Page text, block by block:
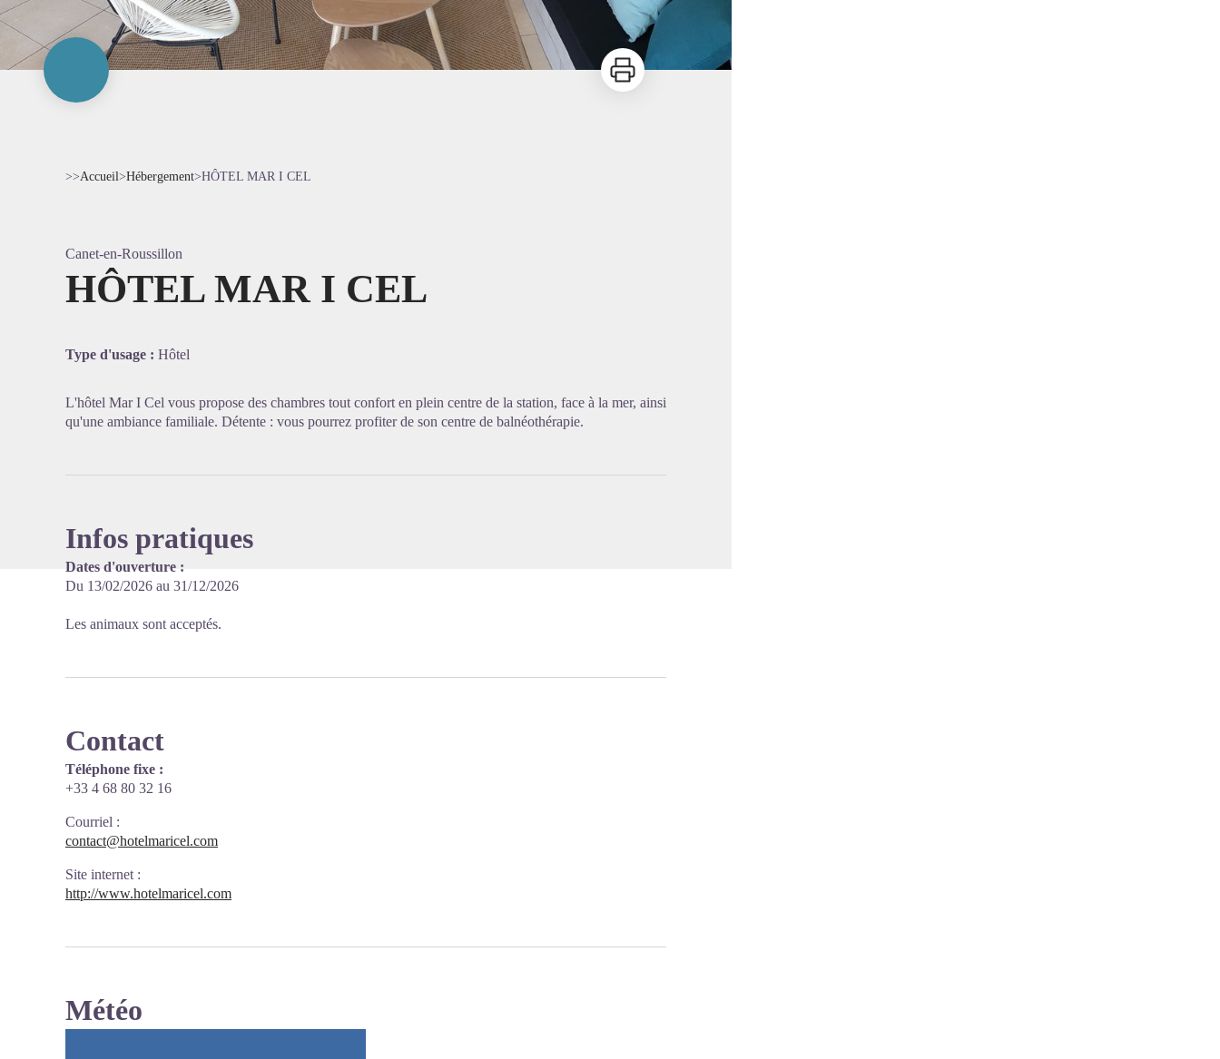
Imprimer
>>Accueil>Hébergement>HÔTEL MAR I CEL
Canet-en-Roussillon
HÔTEL MAR I CEL
Type d'usage : Hôtel
L'hôtel Mar I Cel vous propose des chambres tout confort en plein centre de la station, face à la mer, ainsi
qu'une ambiance familiale. Détente : vous pourrez profiter de son centre de balnéothérapie.
Infos pratiques
Dates d'ouverture :
Du 13/02/2026 au 31/12/2026
Les animaux sont acceptés.
Contact
Téléphone fixe :
+33 4 68 80 32 16
Courriel :
contact@hotelmaricel.com
Site internet :
http://www.hotelmaricel.com
Météo